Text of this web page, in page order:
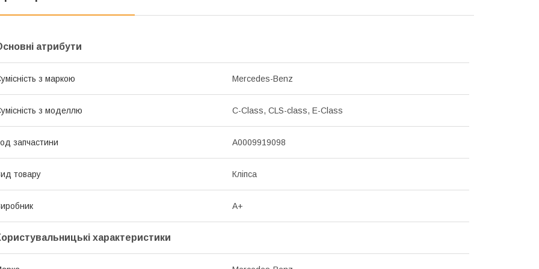
атрибути
з маркою Mercedes-Benz
з моделлю C-Class, CLS-class, E-Class
запчастини A0009919098
товару Кліпса
A+
характеристики